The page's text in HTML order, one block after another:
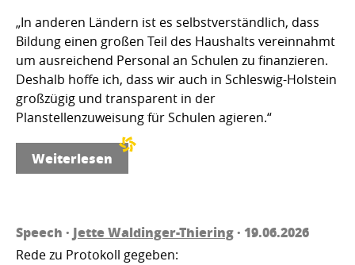
„In anderen Ländern ist es selbstverständlich, dass
Bildung einen großen Teil des Haushalts vereinnahmt
um ausreichend Personal an Schulen zu finanzieren.
Deshalb hoffe ich, dass wir auch in Schleswig-Holstein
großzügig und transparent in der
Planstellenzuweisung für Schulen agieren.“
Weiterlesen
Speech · Jette Waldinger-Thiering· 19.06.2026
Rede zu Protokoll gegeben: